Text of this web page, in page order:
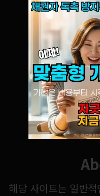
해당 사이트는 일반